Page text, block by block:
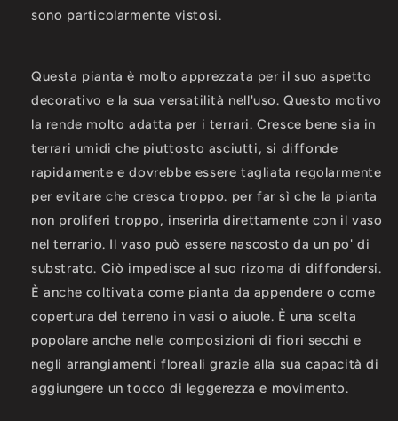
sono particolarmente vistosi.
Questa pianta è molto apprezzata per il suo aspetto
decorativo e la sua versatilità nell'uso. Questo motivo
la rende molto adatta per i terrari. Cresce bene sia in
terrari umidi che piuttosto asciutti, si diffonde
rapidamente e dovrebbe essere tagliata regolarmente
per evitare che cresca troppo. per far sì che la pianta
non proliferi troppo, inserirla direttamente con il vaso
nel terrario. Il vaso può essere nascosto da un po' di
substrato. Ciò impedisce al suo rizoma di diffondersi.
È anche coltivata come pianta da appendere o come
copertura del terreno in vasi o aiuole. È una scelta
popolare anche nelle composizioni di fiori secchi e
negli arrangiamenti floreali grazie alla sua capacità di
aggiungere un tocco di leggerezza e movimento.